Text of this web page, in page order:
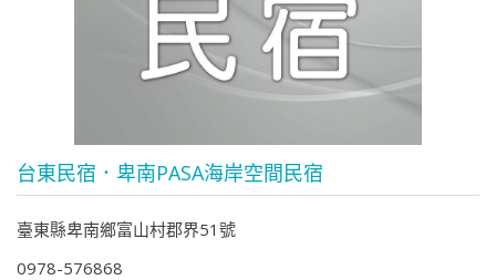
台東民宿．卑南PASA海岸空間民宿
臺東縣卑南鄉富山村郡界51號
0978-576868